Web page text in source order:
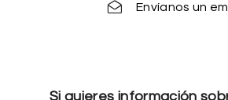
Envíanos un
Si quieres información